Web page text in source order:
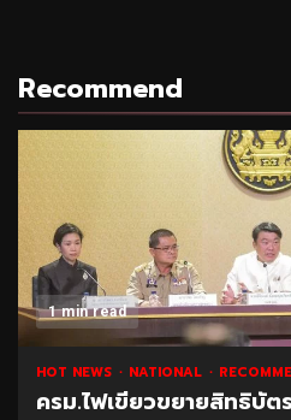
Recommend
1 min read
HOT NEWS NATIONAL
ครม.ไฟเขียวขยายสิทธิบั